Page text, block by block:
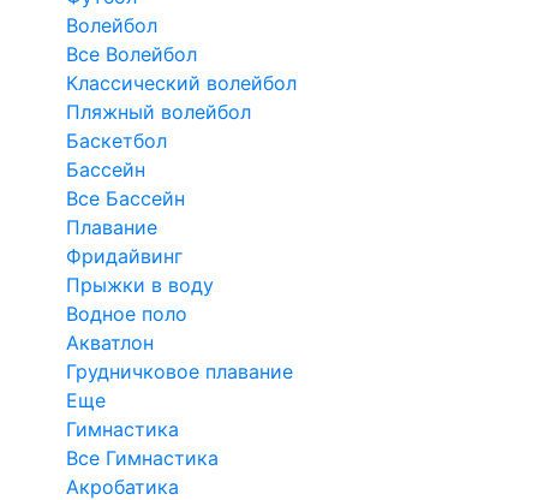
Волейбол
Все Волейбол
Классический волейбол
Пляжный волейбол
Баскетбол
Бассейн
Все Бассейн
Плавание
Фридайвинг
Прыжки в воду
Водное поло
Акватлон
Грудничковое плавание
Еще
Гимнастика
Все Гимнастика
Акробатика